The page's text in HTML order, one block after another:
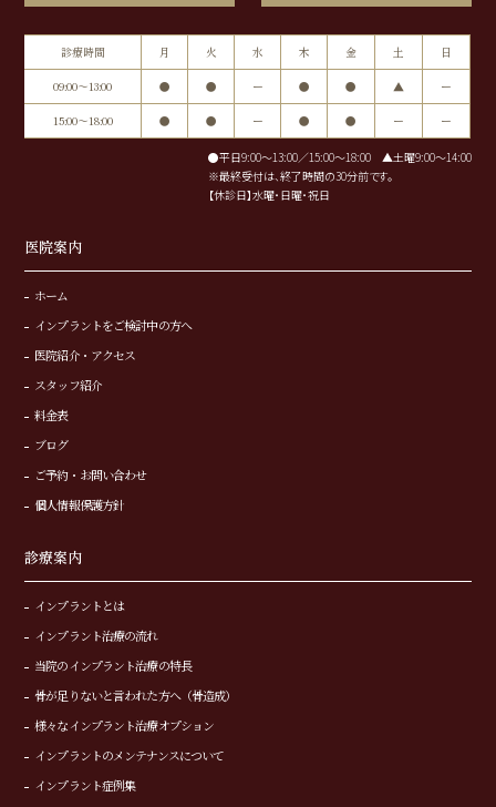
診療時間 月 火 水 木 金 土 日
09:00～13:00 ● ● ー ● ● ▲ ー
15:00～18:00 ● ● ー ● ● ー ー
●平日9:00～13:00／15:00～18:00 ▲土曜9:00～14:00
※最終受付は、終了時間の30分前です。
【休診日】水曜・日曜・祝日
医院案内
ホーム
インプラントをご検討中の方へ
医院紹介・アクセス
スタッフ紹介
料金表
ブログ
ご予約・お問い合わせ
個人情報保護方針
診療案内
インプラントとは
インプラント治療の流れ
当院のインプラント治療の特長
骨が足りないと言われた方へ（骨造成）
様々なインプラント治療オプション
インプラントのメンテナンスについて
インプラント症例集